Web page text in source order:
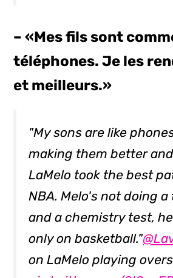
– «Mes fils sont
téléphones. Je les
et meilleurs.»
"My sons are like
making them better
LaMelo took the best
NBA. Melo's not doing
and a chemistry test,
only on basketball."
on LaMelo playing